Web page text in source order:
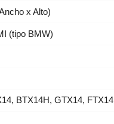
x Alto)
(tipo BMW)
BTX14H, GTX14, FTX14